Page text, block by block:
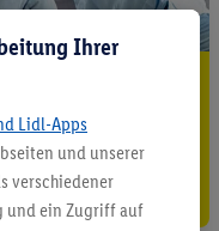
Ihrer
Lidl-Apps
und unserer
verschiedener
und ein Zugriff auf